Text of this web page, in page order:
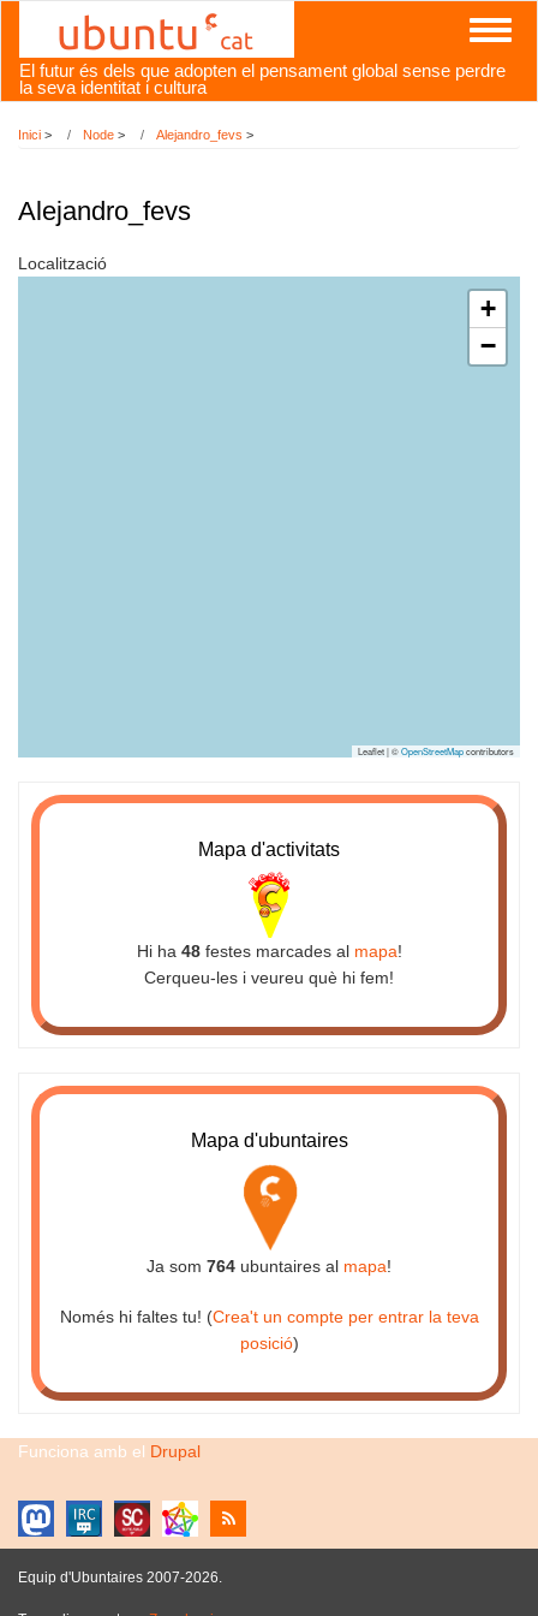
contingut
El futur és dels que adopten el pensament global sense perdre
la seva identitat i cultura
Inici > Node > Alejandro_fevs >
Alejandro_fevs
Localització
+
−
Leaflet | ©OpenStreetMapcontributors
Mapa d'activitats
Hi ha 48festes marcades al mapa!
Cerqueu-les i veureu què hi fem!
Mapa d'ubuntaires
Ja som 764 ubuntaires al mapa!
Només hi faltes tu! (Crea't un compte per entrar la teva
posició)
Funciona amb el Drupal
Equip d'Ubuntaires 2007-2026.